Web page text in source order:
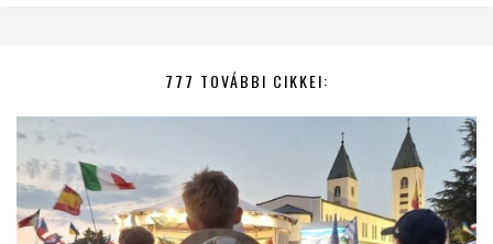
777 TOVÁBBI CIKKEI: